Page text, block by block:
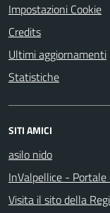
Impostazioni Cookie
Credits
Ultimi aggiornamenti
Statistiche
SITI AMICI
asilo nido
InValpellice -
Visita il sito della